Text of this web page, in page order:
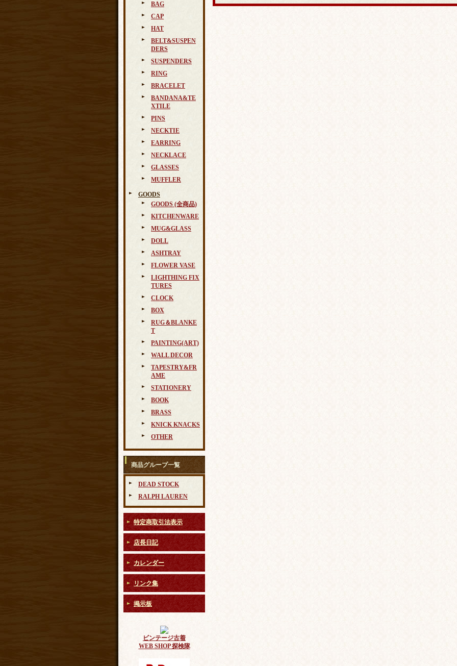
BAG
CAP
HAT
BELT&SUSPEN
DERS
SUSPENDERS
RING
BRACELET
BANDANA&TE
XTILE
PINS
NECKTIE
EARRING
NECKLACE
GLASSES
MUFFLER
GOODS
GOODS (全商品)
KITCHENWARE
MUG&GLASS
DOLL
ASHTRAY
FLOWER VASE
LIGHTHING FIX
TURES
CLOCK
BOX
RUG＆BLANKE
T
PAINTING(ART)
WALL DECOR
TAPESTRY&FR
AME
STATIONERY
BOOK
BRASS
KNICK KNACKS
OTHER
商品グループ一覧
DEAD STOCK
RALPH LAUREN
特定商取引法表示
店長日記
カレンダー
リンク集
掲示板
ビンテージ古着
WEB SHOP 探検隊